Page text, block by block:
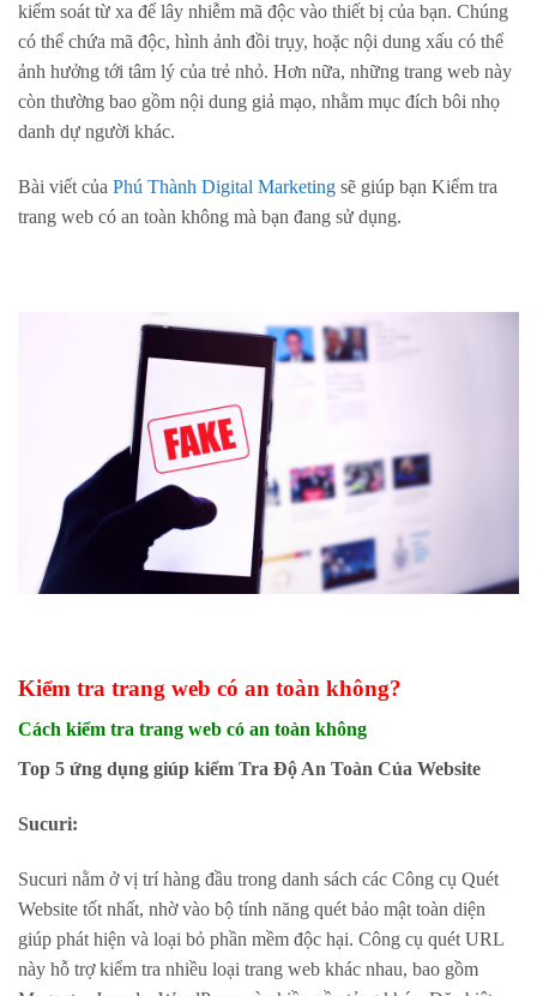
kiểm soát từ xa để lây nhiễm mã độc vào thiết bị của bạn. Chúng
có thể chứa mã độc, hình ảnh đồi trụy, hoặc nội dung xấu có thể
ảnh hưởng tới tâm lý của trẻ nhỏ. Hơn nữa, những trang web này
còn thường bao gồm nội dung giả mạo, nhằm mục đích bôi nhọ
danh dự người khác.
Bài viết của Phú Thành Digital Marketing sẽ giúp bạn Kiểm tra
trang web có an toàn không mà bạn đang sử dụng.
Kiểm tra trang web có an toàn không?
Cách kiểm tra trang web có an toàn không
Top 5 ứng dụng giúp kiểm Tra Độ An Toàn Của Website
Sucuri:
Sucuri nằm ở vị trí hàng đầu trong danh sách các Công cụ Quét
Website tốt nhất, nhờ vào bộ tính năng quét bảo mật toàn diện
giúp phát hiện và loại bỏ phần mềm độc hại. Công cụ quét URL
này hỗ trợ kiểm tra nhiều loại trang web khác nhau, bao gồm